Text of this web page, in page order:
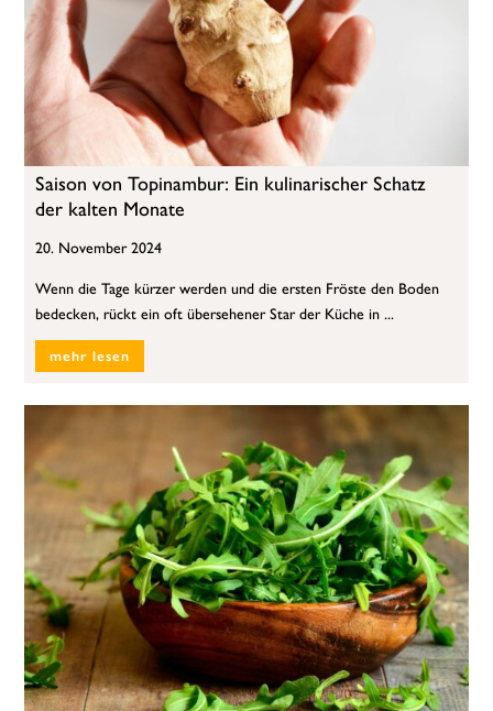
Saison von Topinambur: Ein kulinarischer Schatz
der kalten Monate
20. November 2024
Wenn die Tage kürzer werden und die ersten Fröste den Boden
bedecken, rückt ein oft übersehener Star der Küche in ...
mehr lesen